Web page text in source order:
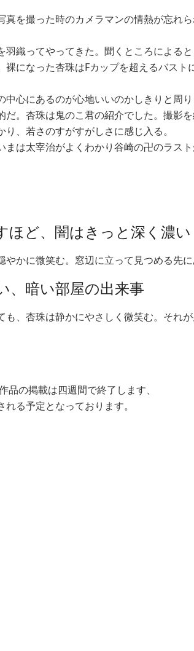
を撮った時のカメラマンの情熱が忘
織ってやってきた。聞くところによ
になった杏珠はFカップを超えるバス
心にあるのが心地いいのかしきりと
。杏珠は鬼のこ君の紹介でした。撮
、若さのすがすがしさに感じ入る。
は太宰治がよくわかり谷崎の卍のラスト
ほど、闇はきっと深く濃い
かに微笑む。窓辺に立って見つめる先
、暗い部屋の出来事
、杏珠は静かにやさしく微笑む。それ
の掲載は四週間で終了します、
る予定となっております。